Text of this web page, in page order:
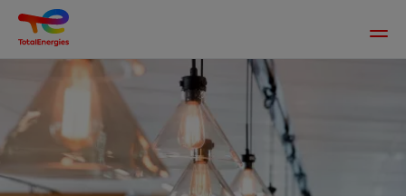
Inhalt
Main